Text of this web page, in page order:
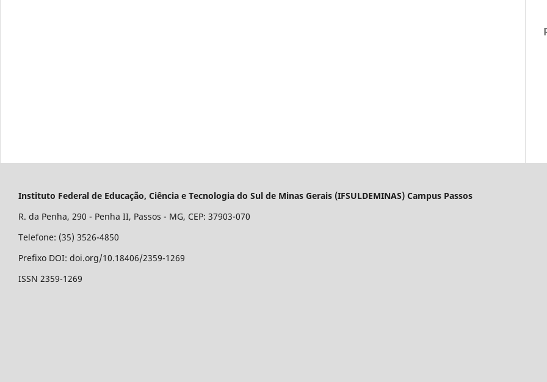
Instituto Federal de Educação, Ciência e Tecnologia do Sul de Minas Gerais (IFSULDEMINAS) Campus Passos
R. da Penha, 290 - Penha II, Passos - MG, CEP: 37903-070
Telefone: (35) 3526-4850
Prefixo DOI: doi.org/10.18406/2359-1269
ISSN 2359-1269